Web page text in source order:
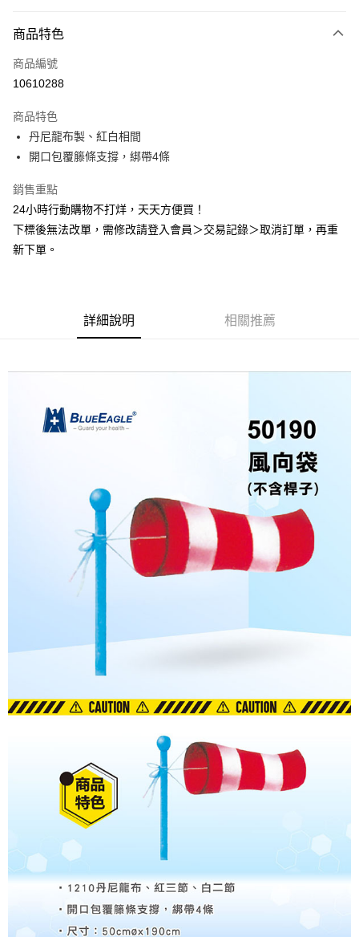
Apple Pay
悠遊付
全盈+PAY
AFTEE先享後付
【關於「AFTEE先享後付」】
AFTEE先享後付是「在收到商品之後才付款」的支付方式。 讓您購物簡單
１．簡單：不需註冊會員、不需綁卡、不需儲值。
２．便利：只要手機號碼，簡訊認證，即可結帳。
結帳頁面，進行簡訊認證並確認金額後，即可完成結帳。
２．訂單成立數日內，您將收到繳費通知簡訊。
後付繳納相關費用。
※ 交易是否成功請以「AFTEE先享後付 」之結帳頁面顯示為準，若有關於
是否繳費成功／繳費後需取消欲退款等相關疑問，請聯繫「AFTEE先享後付
https://netprotections.freshdesk.com/support/home
１．透過由恩沛科技股份有限公司提供之「AFTEE先享後付」服務完成之交
易，需依本服務之必要範圍內提供個人資料，並將交易相關給付款項請求債
權轉讓予恩沛科技股份有限公司。
２．關於個人資料處理事宜，請瀏覽以下網址：
https://aftee.tw/terms/#terms3
３．未成年的使用者請事先徵得法定代理人或監護人之同意方可使用
「AFTEE先享後付」，若未經同意申辦者引起之損失，本公司不負相關責
４．使用「AFTEE先享後付」時，將依據個別帳號之用戶狀況，依本公司即
時審查核予不同之上限額度；若仍有額度不足之情形，本公司將視審查結果
請求用戶進行身份認證。
５．嚴禁一人註冊多個帳號或使用他人資訊註冊。若發現惡意使用之情形，
恩沛科技股份有限公司將有權停止該用戶之使用額度並採取法律行動。
ATM付款
運送方式
🚚偏遠地區宅配<請務必選擇此配送方式，偏遠地區可參照『首頁→
🚢離島配送
每筆NT$250
商品特色
商品編號
10610288
商品特色
丹尼龍布製、紅白相間
開口包覆籐條支撐，綁帶4條
銷售重點
24小時行動購物不打烊，天天方便買！
下標後無法改單，需修改請登入會員＞交易記錄＞取消訂單，再重
新下單。
詳細說明 相關推薦